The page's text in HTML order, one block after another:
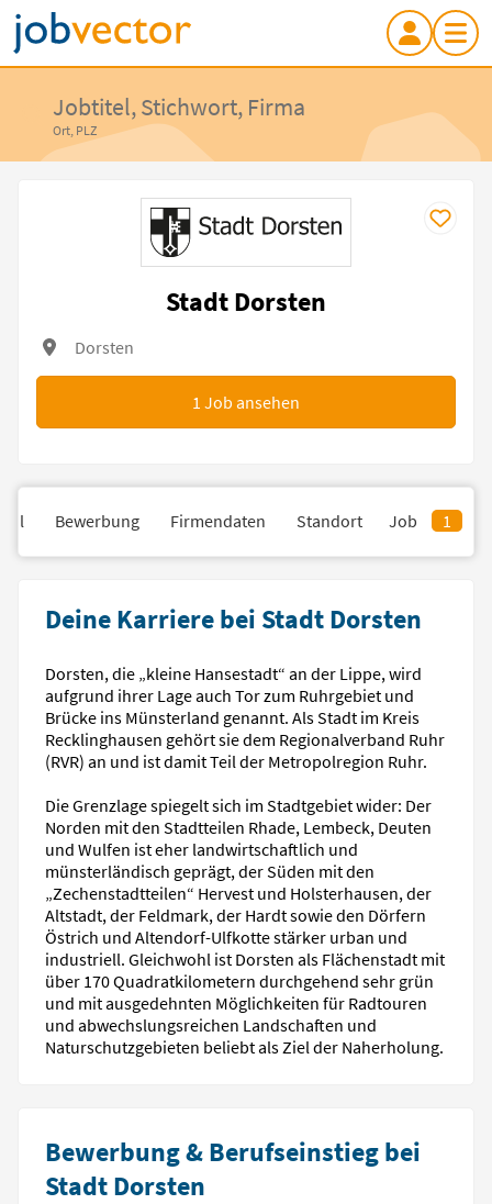
Jobtitel, Stichwort, Firma
Ort, PLZ
Stadt Dorsten
Dorsten
1 Job ansehen
Bewerbung Firmendaten Standort Job 1
Deine Karriere bei Stadt Dorsten
Dorsten, die „kleine Hansestadt“ an der Lippe, wird
aufgrund ihrer Lage auch Tor zum Ruhrgebiet und
Brücke ins Münsterland genannt. Als Stadt im Kreis
Recklinghausen gehört sie dem Regionalverband Ruhr
(RVR) an und ist damit Teil der Metropolregion Ruhr.
Die Grenzlage spiegelt sich im Stadtgebiet wider: Der
Norden mit den Stadtteilen Rhade, Lembeck, Deuten
und Wulfen ist eher landwirtschaftlich und
münsterländisch geprägt, der Süden mit den
„Zechenstadtteilen“ Hervest und Holsterhausen, der
Altstadt, der Feldmark, der Hardt sowie den Dörfern
Östrich und Altendorf-Ulfkotte stärker urban und
industriell. Gleichwohl ist Dorsten als Flächenstadt mit
über 170 Quadratkilometern durchgehend sehr grün
und mit ausgedehnten Möglichkeiten für Radtouren
und abwechslungsreichen Landschaften und
Naturschutzgebieten beliebt als Ziel der Naherholung.
Bewerbung & Berufseinstieg bei
Stadt Dorsten